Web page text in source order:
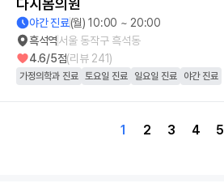
다시봄의원
야간 진료(월) 10:00 ~ 20:00
흑석역서울 동작구 흑석동
4.6/5점(리뷰 241)
가정의학과 진료 토요일 진료 일요일 진료 야간 진료
1 2 3 4 5